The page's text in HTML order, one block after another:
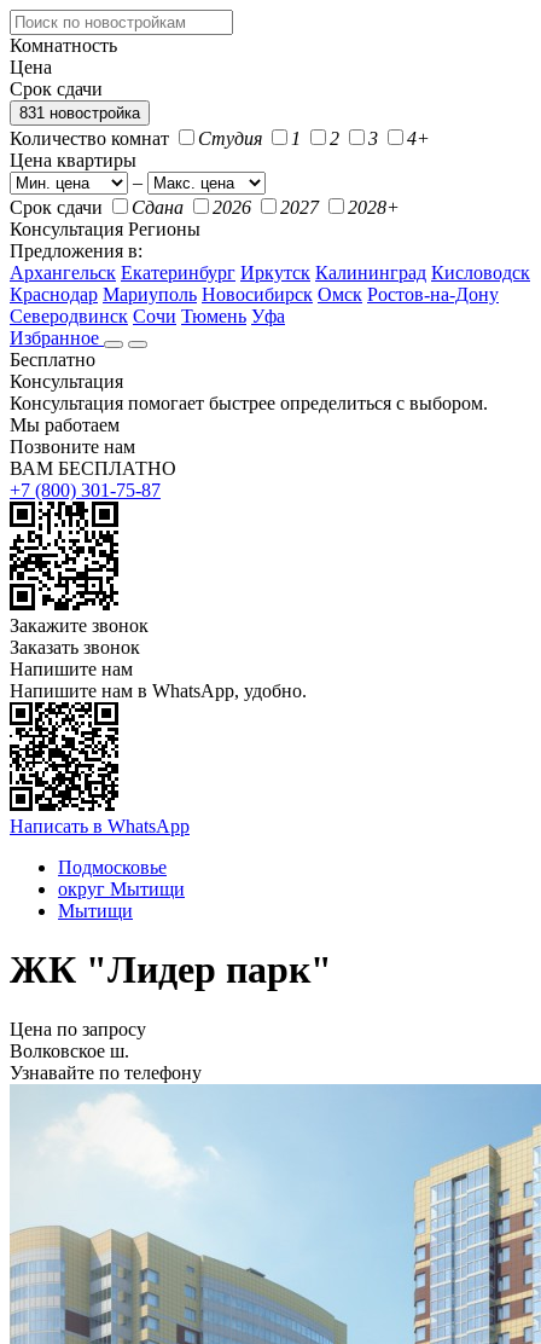
Комнатность
Цена
Срок сдачи
831 новостройка
Количество комнат Студия 1 2 3
4+
Цена квартиры
–
Срок сдачи
Сдана 2026 2027
2028+
Консультация Регионы
Предложения в:
Архангельск Екатеринбург Иркутск Калининград Кисловодск
Краснодар Мариуполь Новосибирск Омск Ростов-на-Дону
Северодвинск Сочи Тюмень Уфа
Избранное
Бесплатно
Консультация
Консультация помогает быстрее определиться с выбором.
Мы работаем
Позвоните нам
ВАМ БЕСПЛАТНО
+7 (800) 301-75-87
Закажите звонок
Заказать звонок
Напишите нам
Напишите нам в WhatsApp, удобно.
Написать в WhatsApp
Подмосковье
округ Мытищи
Мытищи
ЖК "Лидер парк"
Цена по запросу
Волковское ш.
Узнавайте по телефону